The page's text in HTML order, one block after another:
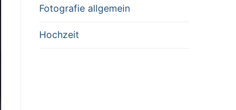
Fotografie allgemein
Hochzeit